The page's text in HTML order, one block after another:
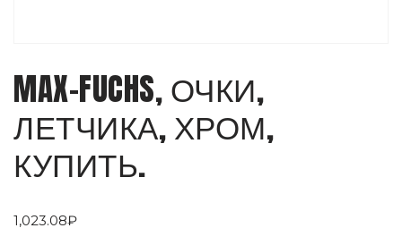
MAX-FUCHS, ОЧКИ,
ЛЕТЧИКА, ХРОМ,
КУПИТЬ.
1,023.08₽